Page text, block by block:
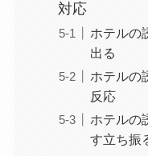
対応
ホテルの
出る
ホテルの
反応
ホテルの
す立ち振